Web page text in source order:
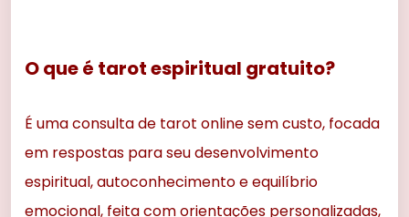
O que é tarot espiritual gratuito?
É uma consulta de tarot online sem custo, focada
em respostas para seu desenvolvimento
espiritual, autoconhecimento e equilíbrio
emocional, feita com orientações personalizadas,